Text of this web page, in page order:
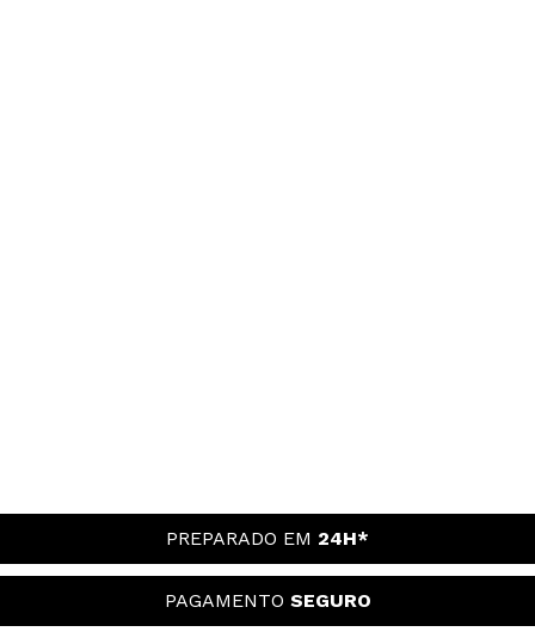
PREPARADO EM 24H*
PAGAMENTO SEGURO